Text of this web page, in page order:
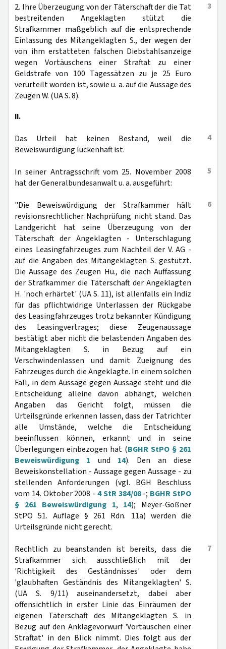
3
2. Ihre Überzeugung von der Täterschaft der die Tat
bestreitenden Angeklagten stützt die
Strafkammer maßgeblich auf die entsprechende
Einlassung des Mitangeklagten S., der wegen der
von ihm erstatteten falschen Diebstahlsanzeige
wegen Vortäuschens einer Straftat zu einer
Geldstrafe von 100 Tagessätzen zu je 25 Euro
verurteilt worden ist, sowie u. a. auf die Aussage des
Zeugen W. (UA S. 8).
II.
4
Das Urteil hat keinen Bestand, weil die
Beweiswürdigung lückenhaft ist.
5
In seiner Antragsschrift vom 25. November 2008
hat der Generalbundesanwalt u. a. ausgeführt:
6
"Die Beweiswürdigung der Strafkammer hält
revisionsrechtlicher Nachprüfung nicht stand. Das
Landgericht hat seine Überzeugung von der
Täterschaft der Angeklagten - Unterschlagung
eines Leasingfahrzeuges zum Nachteil der V. AG -
auf die Angaben des Mitangeklagten S. gestützt.
Die Aussage des Zeugen Hü., die nach Auffassung
der Strafkammer die Täterschaft der Angeklagten
H. 'noch erhärtet' (UA S. 11), ist allenfalls ein Indiz
für das pflichtwidrige Unterlassen der Rückgabe
des Leasingfahrzeuges trotz bekannter Kündigung
des Leasingvertrages; diese Zeugenaussage
bestätigt aber nicht die belastenden Angaben des
Mitangeklagten S. in Bezug auf ein
Verschwindenlassen und damit Zueignung des
Fahrzeuges durch die Angeklagte. In einem solchen
Fall, in dem Aussage gegen Aussage steht und die
Entscheidung alleine davon abhängt, welchen
Angaben das Gericht folgt, müssen die
Urteilsgründe erkennen lassen, dass der Tatrichter
alle Umstände, welche die Entscheidung
beeinflussen können, erkannt und in seine
Überlegungen einbezogen hat (BGHR StPO § 261
Beweiswürdigung 1 und 14). Den an diese
Beweiskonstellation - Aussage gegen Aussage - zu
stellenden Anforderungen (vgl. BGH Beschluss
vom 14. Oktober 2008 - 4 StR 384/08-; BGHR StPO
§ 261 Beweiswürdigung 1, 14); Meyer-Goßner
StPO 51. Auflage § 261 Rdn. 11a) werden die
Urteilsgründe nicht gerecht.
7
Rechtlich zu beanstanden ist bereits, dass die
Strafkammer sich ausschließlich mit der
'Richtigkeit des Geständnisses' oder dem
'glaubhaften Geständnis des Mitangeklagten' S.
(UA S. 9/11) auseinandersetzt, dabei aber
offensichtlich in erster Linie das Einräumen der
eigenen Täterschaft des Mitangeklagten S. in
Bezug auf den Anklagevorwurf 'Vortäuschen einer
Straftat' in den Blick nimmt. Dies folgt aus der